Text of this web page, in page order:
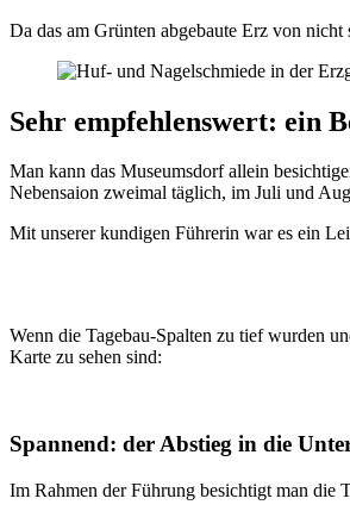
Da das am Grünten abgebaute Erz von
Sehr empfehlenswert: ein
Man kann das Museumsdorf allein
Nebensaion zweimal täglich, im Juli und
Mit unserer kundigen Führerin war es ein
Wenn die Tagebau-Spalten zu tief wurden
Karte zu sehen sind:
Spannend: der Abstieg in die
Im Rahmen der Führung besichtigt man die